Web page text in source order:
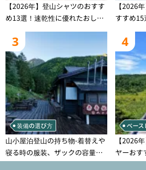
【2026年】登山シャツのおすす
め13選！速乾性に優れたおしゃ
れなモデルを徹底紹介！
【2026
すすめ
ラン別
い一本
3
装備の選び方
山小屋泊登山の持ち物‐着替えや
寝る時の服装、ザックの容量な
どを徹底紹介！1泊2日、2泊3日
4
ベース
【2026
ヤーおす
汗冷え対